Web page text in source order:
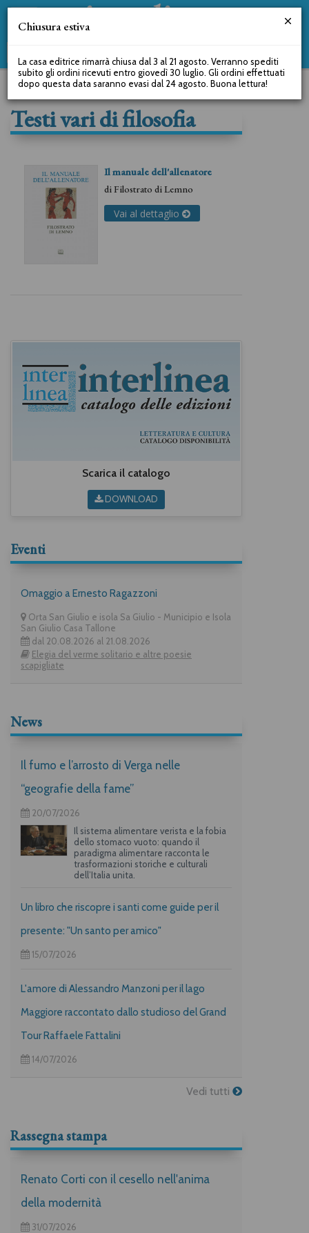
Testi vari di filosofia
Il manuale dell'allenatore
diFilostrato di Lemno
Vai al dettaglio
Scarica il catalogo
DOWNLOAD
Eventi
Omaggio a Ernesto Ragazzoni
Orta San Giulio e isola Sa Giulio - Municipio e Isola
San Giulio Casa Tallone
dal 20.08.2026 al 21.08.2026
Elegia del verme solitario e altre poesie
scapigliate
News
Il fumo e l’arrosto di Verga nelle
“geografie della fame”
20/07/2026
Il sistema alimentare verista e la fobia
dello stomaco vuoto: quando il
paradigma alimentare racconta le
trasformazioni storiche e culturali
dell’Italia unita.
Un libro che riscopre i santi come guide per il
presente: "Un santo per amico"
15/07/2026
L'amore di Alessandro Manzoni per il lago
Maggiore raccontato dallo studioso del Grand
Tour Raffaele Fattalini
14/07/2026
Vedi tutti
Rassegna stampa
Renato Corti con il cesello nell'anima
della modernità
31/07/2026
Chiusura estiva
La casa editrice rimarrà chiusa dal 3 al 21 agosto. Verranno spediti
subito gli ordini ricevuti entro giovedì 30 luglio. Gli ordini effettuati
dopo questa data saranno evasi dal 24 agosto. Buona lettura!